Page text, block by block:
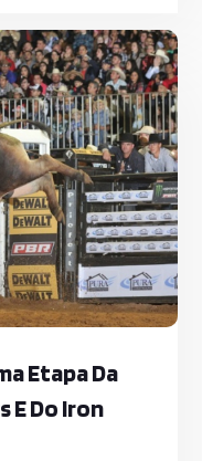
às 14 horas
que
brasileira
telões
Etapa Da
E Do Iron